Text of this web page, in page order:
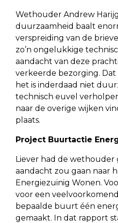
Wethouder Andrew
duurzaamheid baalt
verspreiding van de
zo’n ongelukkige
aandacht van deze
verkeerde bezorging.
het is inderdaad niet
technisch euvel
naar de overige wijken
plaats.
Project Buurtactie
Liever had de wethouder
aandacht zou gaan naar
Energiezuinig Wonen.
voor een
bepaalde buurt één
gemaakt. In dat rapport